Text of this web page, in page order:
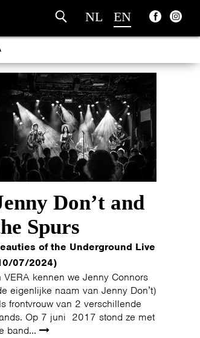
NL EN
Don’t and
Spurs
of the Underground Live
07/2024)
VERA kennen we Jenny Connors
eigenlijke naam van Jenny Don’t)
frontvrouw van 2 verschillende
Op 7 juni 2017 stond ze met
band...